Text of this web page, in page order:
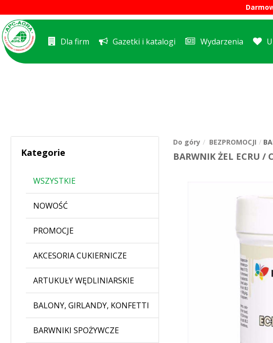
Dla firm Gazetki i katalogi Wydarzenia
Kategorie
WSZYSTKIE
NOWOŚĆ
PROMOCJE
AKCESORIA CUKIERNICZE
ARTUKUŁY WĘDLINIARSKIE
BALONY, GIRLANDY, KONFETTI
BARWNIKI SPOŻYWCZE
Do góry BEZPROMOCJI
BARWNIK ŻEL ECRU /